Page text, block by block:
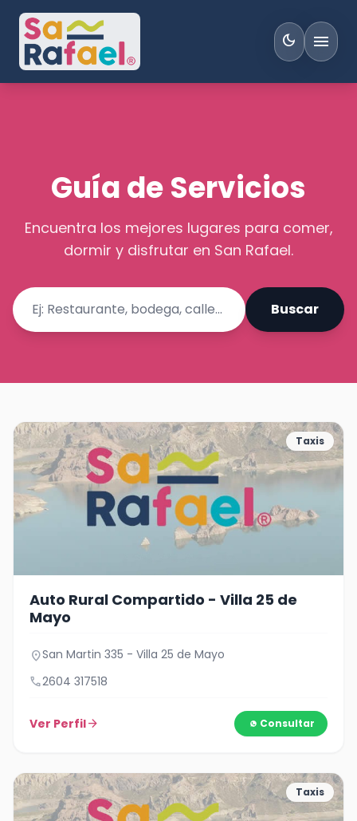
dark_mode menu
Guía de Servicios
Encuentra los mejores lugares para comer,
dormir y disfrutar en San Rafael.
Buscar
Taxis
Auto Rural Compartido - Villa 25 de
Mayo
location_onSan Martin 335 - Villa 25 de Mayo
call2604 317518
Ver Perfilarrow_forward Consultar
Taxis